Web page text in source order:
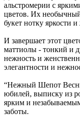
альстромерии с
цветов. Их
букет нотку яркости
И завершает этот
маттиолы - тонкий и
нежность и
элегантности и
“Нежный Шепот
юбилей, выписку из
ярким и
заботы.